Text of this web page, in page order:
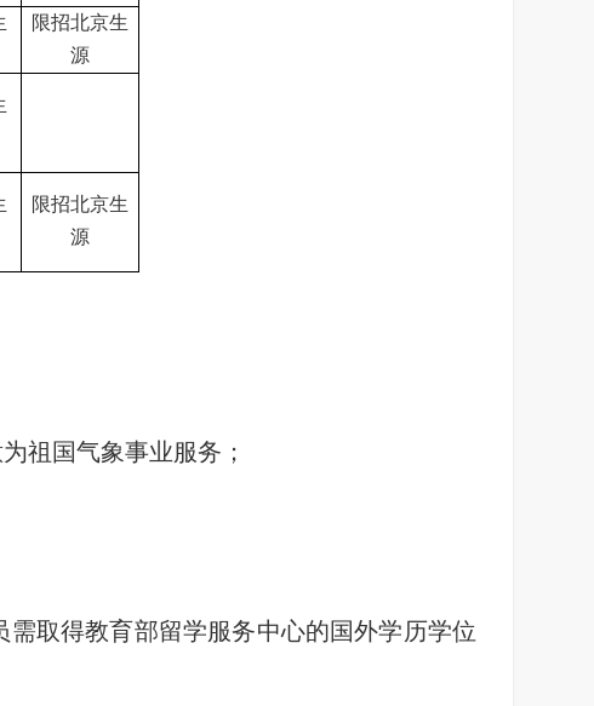
限招北京生
源
限招北京生
源
祖国气象事业服务；
取得教育部留学服务中心的国外学历学位